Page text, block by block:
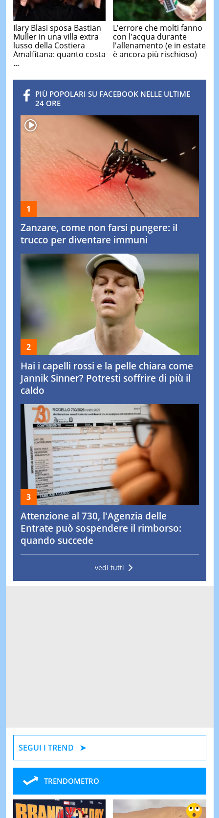
Ilary Blasi sposa Bastian
Muller in una villa extra
lusso della Costiera
Amalfitana: quanto costa
...
L'errore che molti fanno
con l'acqua durante
l'allenamento (e in estate
è ancora più rischioso)
PIÙ POPOLARI SU FACEBOOK NELLE ULTIME
24 ORE
Zanzare, come non farsi pungere: il
trucco per diventare immuni
Hai i capelli rossi e la pelle chiara come
Jannik Sinner? Potresti soffrire di più il
caldo
Attenzione al 730, l'Agenzia delle
Entrate può sospendere il rimborso:
quando succede
vedi tutti
SEGUI I TREND
TRENDOMETRO